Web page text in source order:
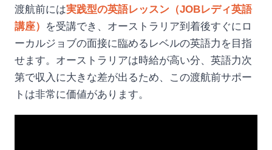
渡航前には実践型の英語レッスン（JOBレディ英語
講座）
を受講でき、オーストラリア到着後すぐにロ
ーカルジョブの面接に臨めるレベルの英語力を目指
せます。オーストラリアは時給が高い分、英語力次
第で収入に大きな差が出るため、この渡航前サポー
トは非常に価値があります。